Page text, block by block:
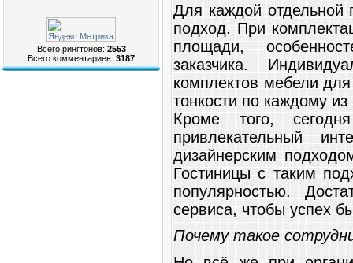
Всего рингтонов: 2553
Всего комментариев: 3187
Для каждой отдельной
подход. При
площади,
заказчика.
комплектов мебели
тонкости по каждому
Кроме того,
привлекательный
дизайнерским
Гостиницы с таким
популярностью.
сервиса, чтобы успех
Почему такое